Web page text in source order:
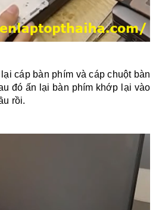
cáp bàn phím và cáp chuột bàn
đó ấn lại bàn phím khớp lại vào
rồi.